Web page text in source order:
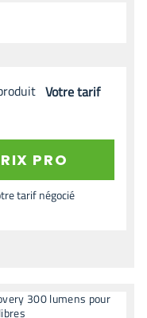
Votre tarif
PRO
tarif négocié